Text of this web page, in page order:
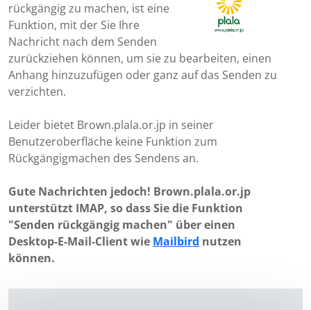
rückgängig zu machen, ist eine
Funktion, mit der Sie Ihre
Nachricht nach dem Senden
zurückziehen können, um sie zu bearbeiten, einen
Anhang hinzuzufügen oder ganz auf das Senden zu
verzichten.
Leider bietet Brown.plala.or.jp in seiner
Benutzeroberfläche keine Funktion zum
Rückgängigmachen des Sendens an.
Gute Nachrichten jedoch! Brown.plala.or.jp
unterstützt IMAP, so dass Sie die Funktion
"Senden rückgängig machen" über einen
Desktop-E-Mail-Client wie Mailbird nutzen
können.